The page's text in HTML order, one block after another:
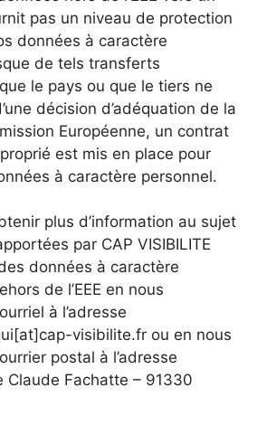
pas un niveau de protection
données à caractère
de tels transferts
le pays ou que le tiers ne
décision d’adéquation de la
Européenne, un contrat
est mis en place pour
à caractère personnel.
plus d’information au sujet
par CAP VISIBILITE
données à caractère
de l’EEE en nous
à l’adresse
visibilite.fr ou en nous
postal à l’adresse
Claude Fachatte – 91330